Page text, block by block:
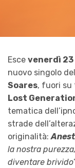
Esce venerdì
nuovo singolo
Soares, fuori
Lost
tematica
strade
originalità:
la nostra
diventare brivido